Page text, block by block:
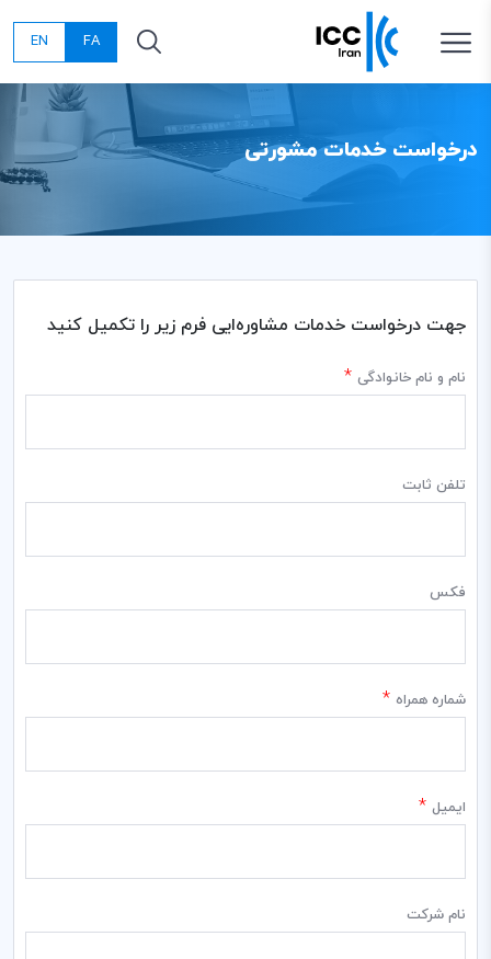
FA
EN
درخواست خدمات مشورتی
جهت درخواست خدمات مشاوره‌ایی فرم زیر را تکمیل کنید
نام و نام خانوادگی *
تلفن ثابت
فکس
شماره همراه *
ایمیل *
نام شرکت